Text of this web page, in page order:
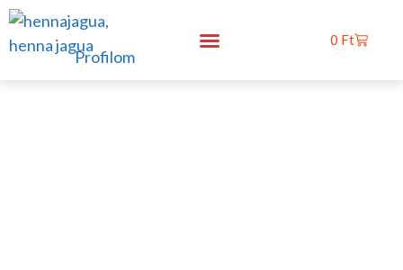
Profilom
0 Ft